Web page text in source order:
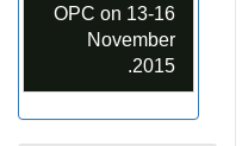
OPC on 13-16
November
2015.